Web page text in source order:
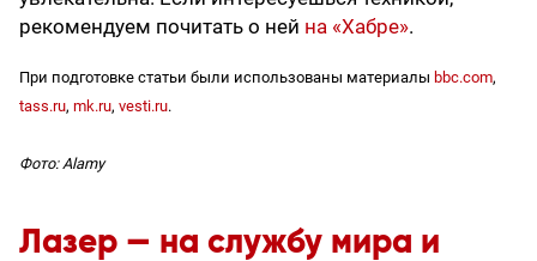
рекомендуем почитать о ней на «Хабре».
При подготовке статьи были использованы материалы bbc.com,
tass.ru, mk.ru, vesti.ru.
Фото: Alamy
Лазер — на службу мира и